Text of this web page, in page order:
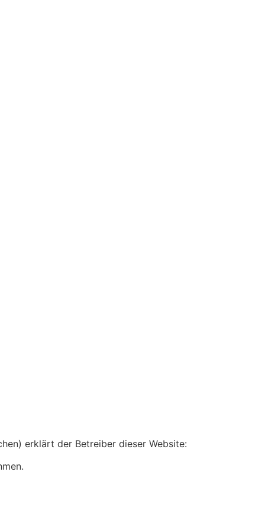
erklärt der Betreiber dieser Website: